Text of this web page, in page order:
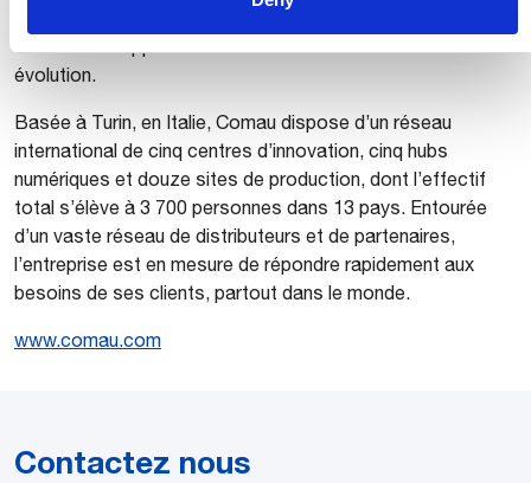
évolution.
Basée à Turin, en Italie, Comau dispose d’un réseau
international de cinq centres d’innovation, cinq hubs
numériques et douze sites de production, dont l’effectif
total s’élève à 3 700 personnes dans 13 pays. Entourée
d’un vaste réseau de distributeurs et de partenaires,
l’entreprise est en mesure de répondre rapidement aux
besoins de ses clients, partout dans le monde.
www.comau.com
Contactez nous